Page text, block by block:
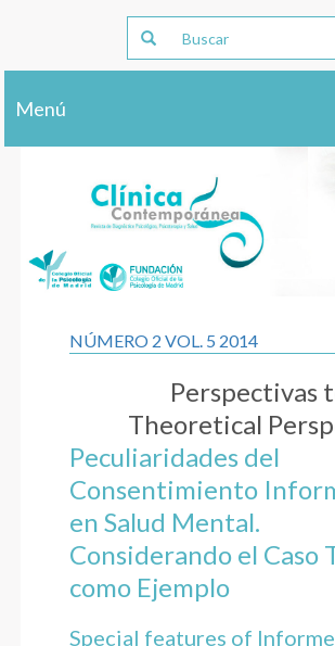
Menú
NÚMERO 2 VOL. 5 2014
Perspectivas
Theoretical
Peculiaridades del
Consentimiento
en Salud Mental.
Considerando el Caso
como Ejemplo
Special features of